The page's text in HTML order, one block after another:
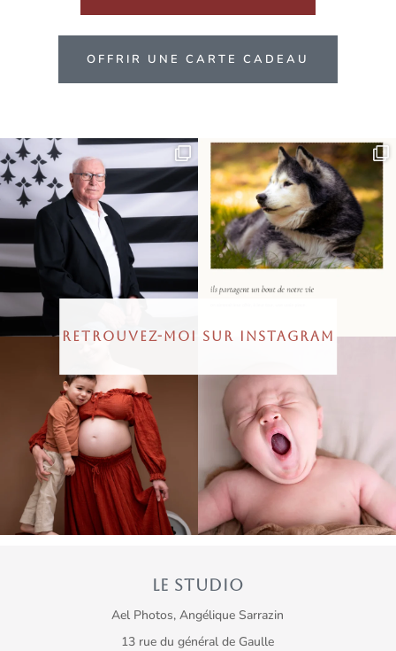
OFFRIR UNE CARTE CADEAU
RETROUVEZ-MOI SUR INSTAGRAM
LE STUDIO
Ael Photos, Angélique Sarrazin
13 rue du général de Gaulle